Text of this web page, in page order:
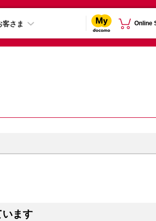
客さま Online
います